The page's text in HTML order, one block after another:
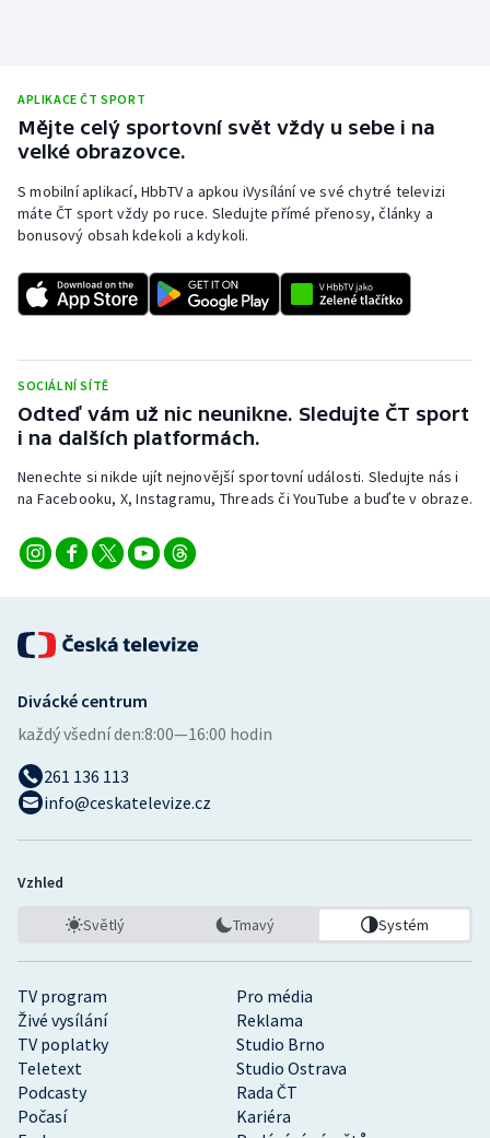
Motorsport
Olympijské hry
Parasport
Plavání
Ragby
Rychlobruslení
Rychlostní kanoistika
Short track
Stolní tenis
Veslování
Volejbal
Ostatní
APLIKACE ČT SPORT
Mějte celý sportovní svět vždy u sebe i na
velké obrazovce.
S mobilní aplikací, HbbTV a apkou iVysílání ve své chytré televizi
máte ČT sport vždy po ruce. Sledujte přímé přenosy, články a
bonusový obsah kdekoli a kdykoli.
SOCIÁLNÍ SÍTĚ
Odteď vám už nic neunikne. Sledujte ČT sport
i na dalších platformách.
Nenechte si nikde ujít nejnovější sportovní události. Sledujte nás i
na Facebooku, X, Instagramu, Threads či YouTube a buďte v obraze.
TV program
Pro média
Živé vysílání
Reklama
TV poplatky
Studio Brno
Teletext
Studio Ostrava
Podcasty
Rada ČT
Počasí
Kariéra
Divácké centrum
každý všední den:8:00—16:00 hodin
261 136 113
info@ceskatelevize.cz
Vzhled
Světlý Tmavý Systém